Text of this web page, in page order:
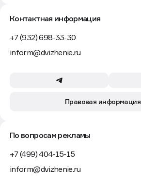
Контактная информация
+7 (932) 698-33-30
inform@dvizhenie.ru
Правовая информация
По вопросам рекламы
+7 (499) 404-15-15
inform@dvizhenie.ru